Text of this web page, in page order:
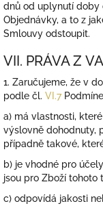
dnů od uplynutí doby
Objednávky, a to z
Smlouvy odstoupit.
VII. PRÁVA Z
1. Zaručujeme, že v
podle čl. VI.7
a) má vlastnosti,
výslovně dohodnuty,
případně takové,
b) je vhodné pro
jsou pro Zboží tohoto
c) odpovídá jakosti